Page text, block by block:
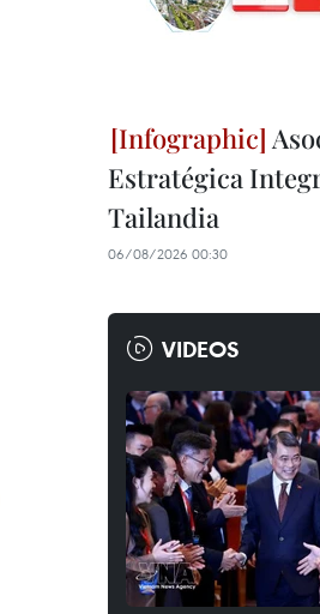
Estratégica
Tailandia
06/08/2026 00:30
VIDEOS